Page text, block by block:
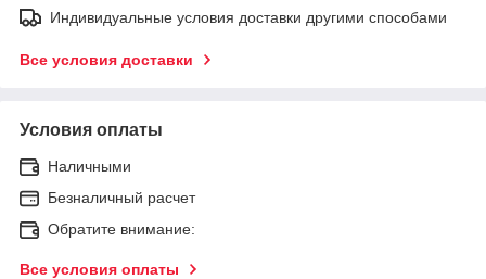
Индивидуальные условия доставки другими способами
Все условия доставки
Условия оплаты
Наличными
Безналичный расчет
Обратите внимание:
Все условия оплаты